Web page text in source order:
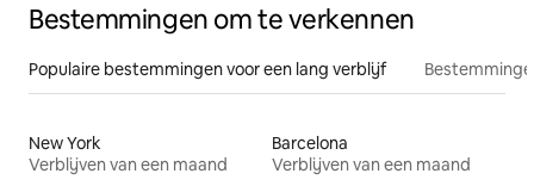
Bestemmingen om te verkennen
Populaire bestemmingen voor een lang verblijf
New York
Verblijven van een maand
Barcelona
Verblijven van een maand